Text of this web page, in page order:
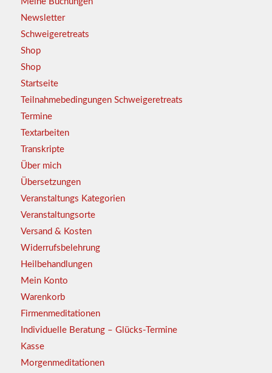
Newsletter
Schweigeretreats
Shop
Shop
Startseite
Teilnahmebedingungen Schweigeretreats
Termine
Textarbeiten
Transkripte
Über mich
Übersetzungen
Veranstaltungs Kategorien
Veranstaltungsorte
Versand & Kosten
Widerrufsbelehrung
Heilbehandlungen
Mein Konto
Warenkorb
Firmenmeditationen
Individuelle Beratung – Glücks-Termine
Kasse
Morgenmeditationen